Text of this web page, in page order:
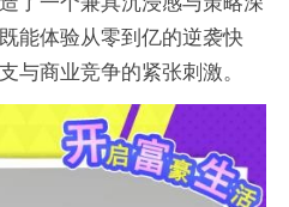
能体验从零到亿的逆袭快
与商业竞争的紧张刺激。